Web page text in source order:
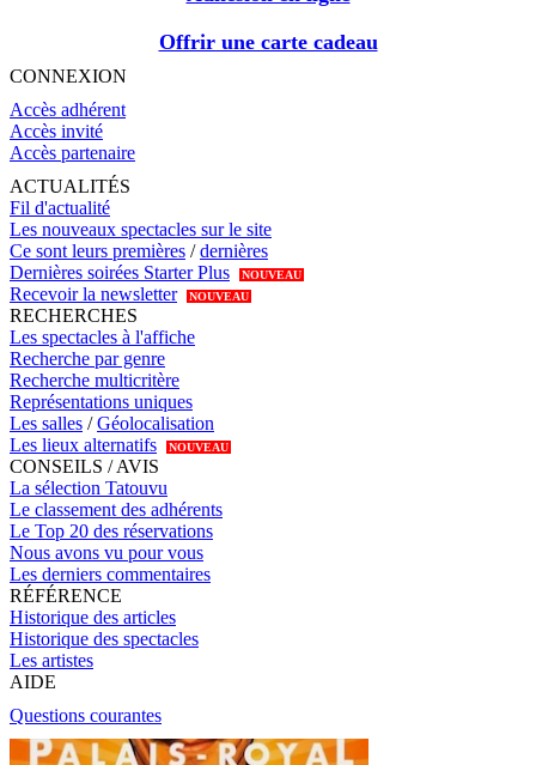
Offrir une carte cadeau
CONNEXION
Accès adhérent
Accès invité
Accès partenaire
ACTUALITÉS
Fil d'actualité
Les nouveaux spectacles sur le site
Ce sont leurs premières /dernières
Dernières soirées Starter Plus
NOUVEAU
Recevoir la newsletter NOUVEAU
RECHERCHES
Les spectacles à l'affiche
Recherche par genre
Recherche multicritère
Représentations uniques
Les salles /Géolocalisation
Les lieux alternatifs
NOUVEAU
CONSEILS / AVIS
La sélection Tatouvu
Le classement des adhérents
Le Top 20 des réservations
Nous avons vu pour vous
Les derniers commentaires
RÉFÉRENCE
Historique des articles
Historique des spectacles
Les artistes
AIDE
Questions courantes